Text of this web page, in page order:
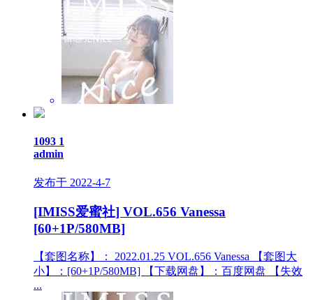
1093 1
admin
发布于 2022-4-7
[IMISS爱蜜社] VOL.656 Vanessa
[60+1P/580MB]
【套图名称】： 2022.01.25 VOL.656 Vanessa 【套图大
小】：[60+1P/580MB] 【下载网盘】：百度网盘 【失效
...